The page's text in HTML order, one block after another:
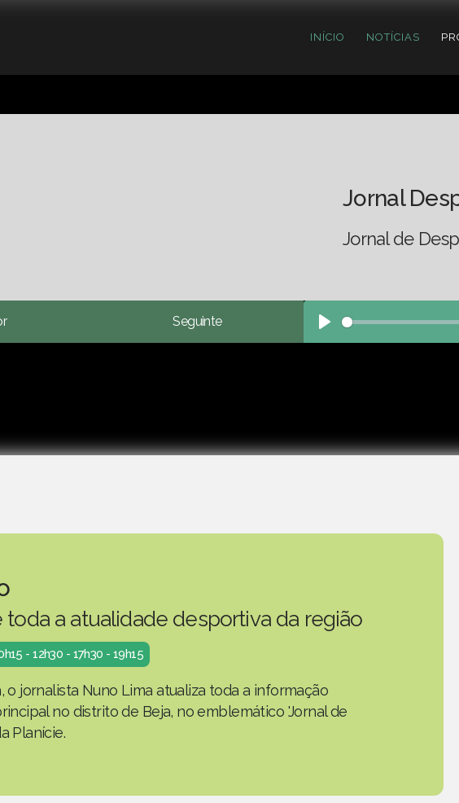
INÍCIO NOTÍCIAS
Jornal
Jornal de
Seguinte
Play
a atualidade desportiva da região
- 12h30 - 17h30 - 19h15
o jornalista Nuno Lima atualiza toda a informação
no distrito de Beja, no emblemático 'Jornal de
Planície.